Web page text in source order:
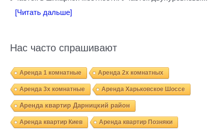
[Читать дальше]
Нас часто спрашивают
Аренда 1 комнатные Аренда 2х комнатных
Аренда 3х комнатные Аренда Харьковское Шоссе
Аренда квартир Дарницкий район
Аренда квартир Киев Аренда квартир Позняки